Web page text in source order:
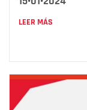
LEER MÁS